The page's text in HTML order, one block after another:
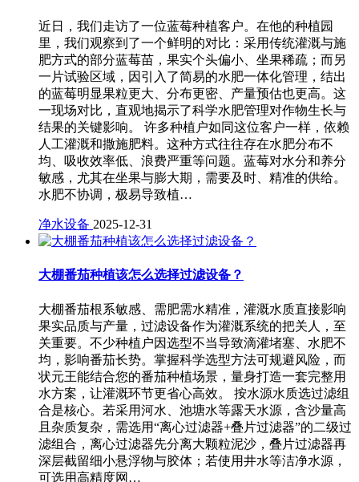
近日，我们走访了一位蓝莓种植客户。在他的种植园
里，我们观察到了一个鲜明的对比：采用传统灌溉与施
肥方式的部分蓝莓苗，果实个头偏小、坐果稀疏；而另
一片试验区域，因引入了简易的水肥一体化管理，结出
的蓝莓明显果粒更大、分布更密、产量预估也更高。这
一现场对比，直观地揭示了科学水肥管理对作物生长与
结果的关键影响。 许多种植户如同这位客户一样，依赖
人工灌溉和撒施肥料。这种方式往往存在水肥分布不
均、吸收效率低、浪费严重等问题。蓝莓对水分和养分
敏感，尤其在坐果与膨大期，需要及时、精准的供给。
水肥不协调，极易导致植…
净水设备 2025-12-31
大棚番茄种植该怎么选择过滤设备？
大棚番茄根系敏感、需肥需水精准，灌溉水质直接影响
果实品质与产量，过滤设备作为灌溉系统的把关人，至
关重要。不少种植户因选型不当导致滴灌堵塞、水肥不
均，影响番茄长势。掌握科学选型方法可规避风险，而
状元王能结合您的番茄种植场景，量身打造一套完整用
水方案，让灌溉环节更省心高效。 按水源水质选过滤组
合是核心。若采用河水、池塘水等露天水源，含沙量高
且杂质复杂，需选用“离心过滤器+叠片过滤器”的二级过
滤组合，离心过滤器先分离大颗粒泥沙，叠片过滤器再
深层截留细小悬浮物与胶体；若使用井水等洁净水源，
可选用高精度网…